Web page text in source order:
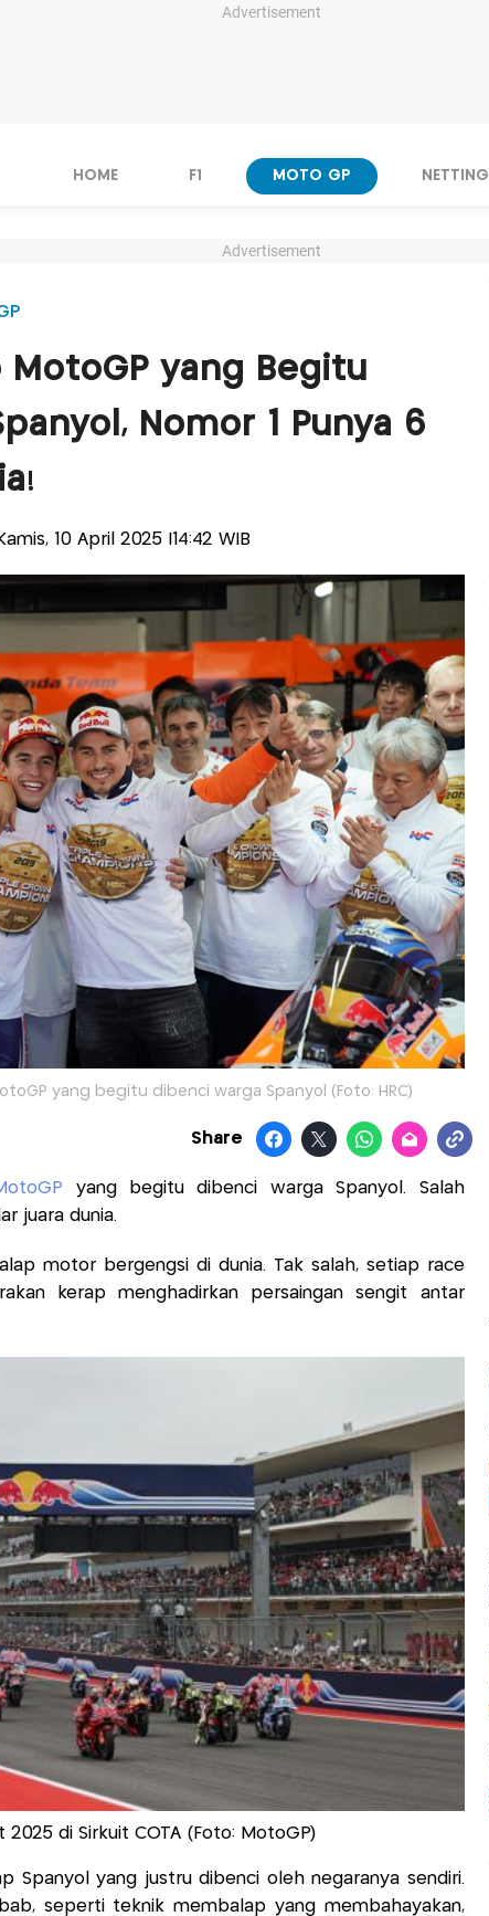
Advertisement
HOME F1 MOTO GP NETTING
Advertisement
MotoGP yang Begitu
Nomor 1 Punya 6
10 April 2025 |14:42 WIB
yang begitu dibenci warga Spanyol (Foto: HRC)
Share
yang begitu dibenci warga Spanyol. Salah
juara dunia.
motor bergengsi di dunia. Tak salah, setiap race
kerap menghadirkan persaingan sengit antar
di Sirkuit COTA (Foto: MotoGP)
Spanyol yang justru dibenci oleh negaranya sendiri.
seperti teknik membalap yang membahayakan,